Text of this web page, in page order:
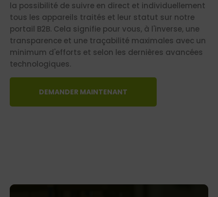
la possibilité de suivre en direct et individuellement
tous les appareils traités et leur statut sur notre
portail B2B. Cela signifie pour vous, à l'inverse, une
transparence et une traçabilité maximales avec un
minimum d'efforts et selon les dernières avancées
technologiques.
DEMANDER MAINTENANT